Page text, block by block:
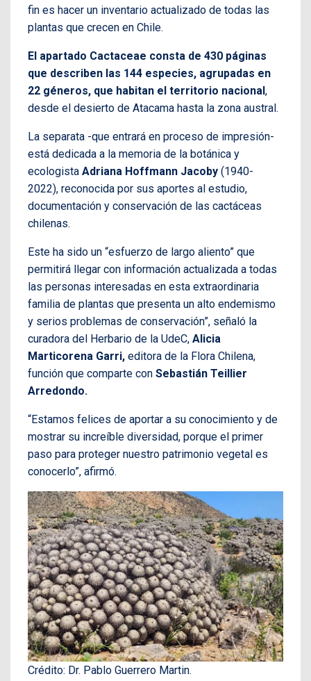
fin es hacer un inventario actualizado de todas las
plantas que crecen en Chile.
El apartado Cactaceae consta de 430 páginas
que describen las 144 especies, agrupadas en
22 géneros, que habitan el territorio nacional,
desde el desierto de Atacama hasta la zona austral.
La separata -que entrará en proceso de impresión-
está dedicada a la memoria de la botánica y
ecologista Adriana Hoffmann Jacoby (1940-
2022), reconocida por sus aportes al estudio,
documentación y conservación de las cactáceas
chilenas.
Este ha sido un “esfuerzo de largo aliento” que
permitirá llegar con información actualizada a todas
las personas interesadas en esta extraordinaria
familia de plantas que presenta un alto endemismo
y serios problemas de conservación”, señaló la
curadora del Herbario de la UdeC, Alicia
Marticorena Garri, editora de la Flora Chilena,
función que comparte con Sebastián Teillier
Arredondo.
“Estamos felices de aportar a su conocimiento y de
mostrar su increíble diversidad, porque el primer
paso para proteger nuestro patrimonio vegetal es
conocerlo”, afirmó.
Crédito: Dr. Pablo Guerrero Martin.